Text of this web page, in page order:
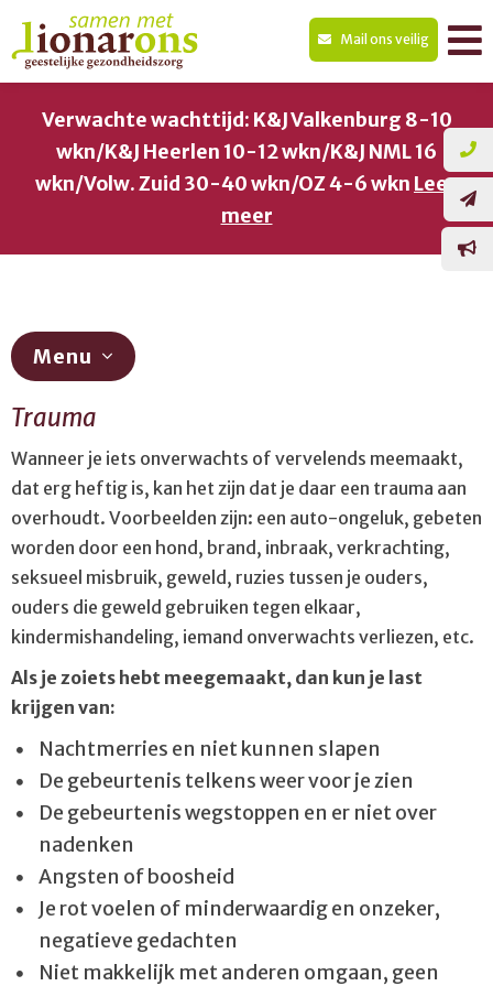
Mail ons veilig
Verwachte wachttijd: K&J Valkenburg 8-10
wkn/K&J Heerlen 10-12 wkn/K&J NML 16
wkn/Volw. Zuid 30-40 wkn/OZ 4-6 wkn Lees
meer
Menu
Diagnostiek
ADHD
Angst
Autisme
Depressie
Dwanghandelingen
Gedragsproblemen
Hechtings­problema­tiek
Leerstoornissen
Persoonlijkheids­problematiek
Stoornis in de kindertijd / adolescentie
Tics
Trauma
Trauma
Wanneer je iets onverwachts of vervelends meemaakt,
dat erg heftig is, kan het zijn dat je daar een trauma aan
overhoudt. Voorbeelden zijn: een auto-ongeluk, gebeten
worden door een hond, brand, inbraak, verkrachting,
seksueel misbruik, geweld, ruzies tussen je ouders,
ouders die geweld gebruiken tegen elkaar,
kindermishandeling, iemand onverwachts verliezen, etc.
Als je zoiets hebt meegemaakt, dan kun je last
krijgen van:
Nachtmerries en niet kunnen slapen
De gebeurtenis telkens weer voor je zien
De gebeurtenis wegstoppen en er niet over
nadenken
Angsten of boosheid
Je rot voelen of minderwaardig en onzeker,
negatieve gedachten
Niet makkelijk met anderen omgaan, geen